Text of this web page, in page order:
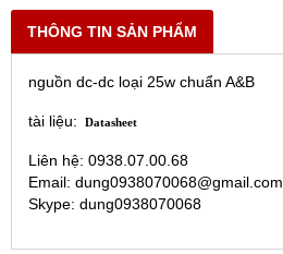
THÔNG TIN SẢN PHẨM
nguồn dc-dc loại 25w chuẩn A&B
tài liệu: Datasheet
Liên hệ: 0938.07.00.68
Email: dung0938070068@gmail.com
Skype: dung0938070068